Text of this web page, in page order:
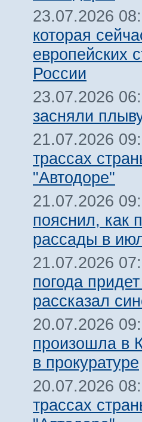
23.07.2026
которая
европейских
России
23.07.2026
засняли
21.07.2026
трассах
"Автодоре"
21.07.2026
пояснил, как
рассады в
21.07.2026
погода
рассказал
20.07.2026
произошла в
в прокуратуре
20.07.2026
трассах